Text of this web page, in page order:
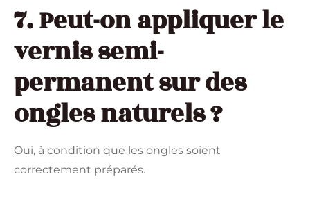
7. Peut-on appliquer le
vernis semi-
permanent sur des
ongles naturels ?
Oui, à condition que les ongles soient
correctement préparés.